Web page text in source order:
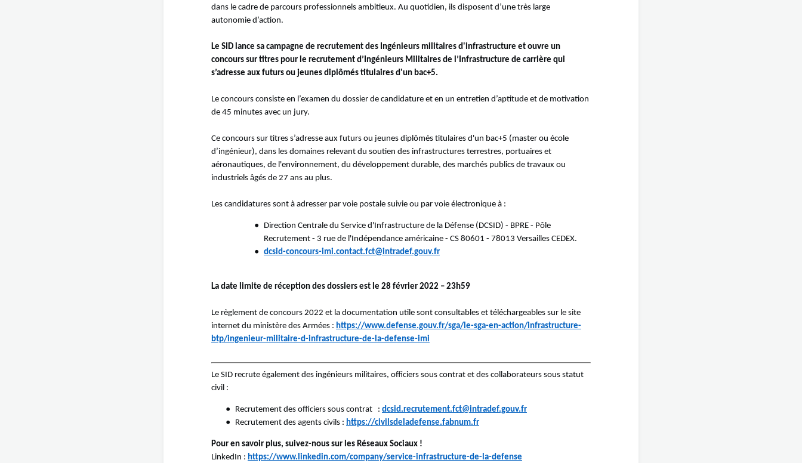
dans le cadre de parcours professionnels ambitieux. Au quotidien, ils disposent d’une très large
autonomie d’action.
Le SID lance sa campagne de recrutement des Ingénieurs militaires d'infrastructure et ouvre un
concours sur titres pour le recrutement d’Ingénieurs Militaires de l’Infrastructure de carrière qui
s’adresse aux futurs ou jeunes diplômés titulaires d'un bac+5.
Le concours consiste en l’examen du dossier de candidature et en un entretien d’aptitude et de motivation
de 45 minutes avec un jury.
Ce concours sur titres s’adresse aux futurs ou jeunes diplômés titulaires d'un bac+5 (master ou école
d’ingénieur), dans les domaines relevant du soutien des infrastructures terrestres, portuaires et
aéronautiques, de l'environnement, du développement durable, des marchés publics de travaux ou
industriels âgés de 27 ans au plus.
Les candidatures sont à adresser par voie postale suivie ou par voie électronique à :
Direction Centrale du Service d'Infrastructure de la Défense (DCSID) - BPRE - Pôle
Recrutement - 3 rue de l'Indépendance américaine - CS 80601 - 78013 Versailles CEDEX.
dcsid-concours-imi.contact.fct@intradef.gouv.fr
La date limite de réception des dossiers est le 28 février 2022 – 23h59
Le règlement de concours 2022 et la documentation utile sont consultables et téléchargeables sur le site
internet du ministère des Armées : https://www.defense.gouv.fr/sga/le-sga-en-action/infrastructure-
btp/ingenieur-militaire-d-infrastructure-de-la-defense-imi
Le SID recrute également des ingénieurs militaires, officiers sous contrat et des collaborateurs sous statut
civil :
Recrutement des officiers sous contrat : dcsid.recrutement.fct@intradef.gouv.fr
Recrutement des agents civils : https://civilsdeladefense.fabnum.fr
Pour en savoir plus, suivez-nous sur les Réseaux Sociaux !
LinkedIn : https://www.linkedin.com/company/service-infrastructure-de-la-defense